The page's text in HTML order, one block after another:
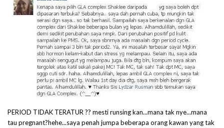
PERIOD TIDAK TERATUR ?? mesti runsing kan...mana tak nye...mana
tau pregnant?hehe...saya penah jumpa beberapa orang kawan yang tak